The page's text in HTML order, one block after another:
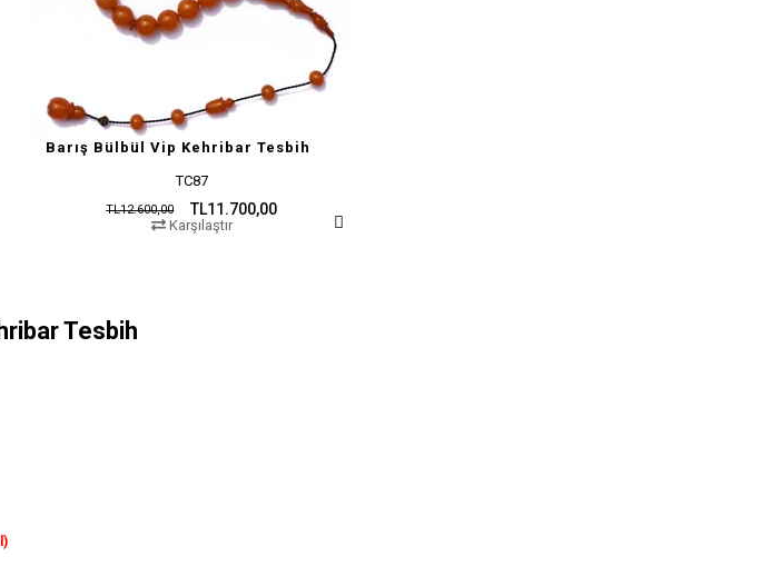
Barış Bülbül Vip Kehribar Tesbih
TC87
TL11.700,00
TL12.600,00
Karşılaştır
Tesbih